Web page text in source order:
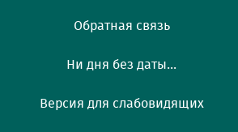
Обратная связь
Ни дня без даты...
Версия для слабовидящих